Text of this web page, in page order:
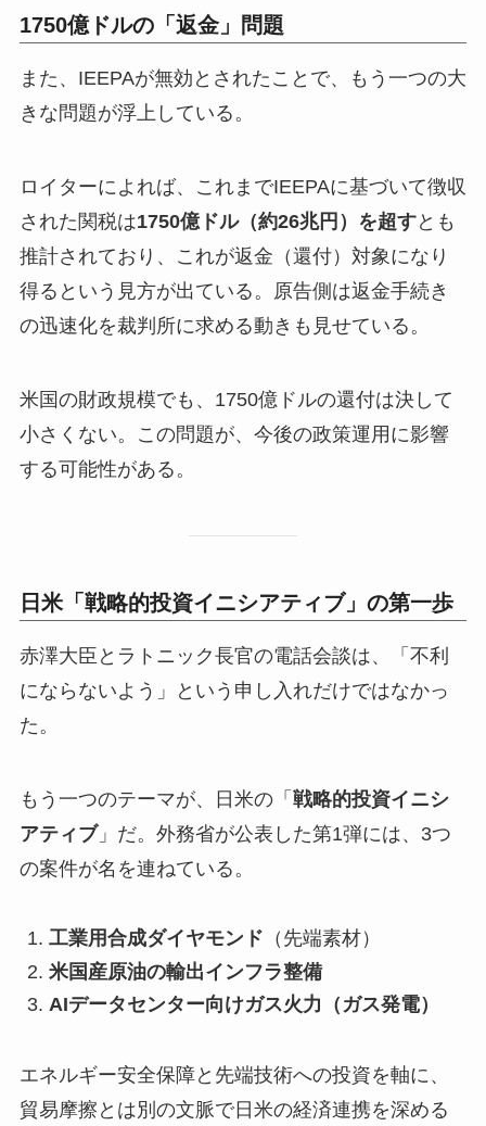
1750億ドルの「返金」問題
また、IEEPAが無効とされたことで、もう一つの大
きな問題が浮上している。
ロイターによれば、これまでIEEPAに基づいて徴収
された関税は1750億ドル（約26兆円）を超すとも
推計されており、これが返金（還付）対象になり
得るという見方が出ている。原告側は返金手続き
の迅速化を裁判所に求める動きも見せている。
米国の財政規模でも、1750億ドルの還付は決して
小さくない。この問題が、今後の政策運用に影響
する可能性がある。
日米「戦略的投資イニシアティブ」の第一歩
赤澤大臣とラトニック長官の電話会談は、「不利
にならないよう」という申し入れだけではなかっ
た。
もう一つのテーマが、日米の「 戦略的投資イニシ
アティブ」だ。外務省が公表した第1弾には、3つ
の案件が名を連ねている。
工業用合成ダイヤモンド （先端素材）
米国産原油の輸出インフラ整備
AIデータセンター向けガス火力（ガス発電）
エネルギー安全保障と先端技術への投資を軸に、
貿易摩擦とは別の文脈で日米の経済連携を深める